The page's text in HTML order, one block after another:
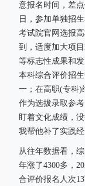
意报名时间，差
日，参加单独招
考试院官网选报
到，适度加大项
等标志性成果和
本科综合评价招
一；在高职(专科)
作为选拔录取参
盯着文化成绩，
我帮他补了实践经
从往年数据看，
年涨了4300多，
合评价报名人次